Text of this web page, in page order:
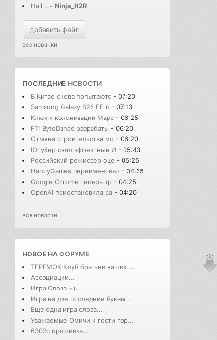
Hail... - Ninja_H2R
добавить файл
все новинки
ПОСЛЕДНИЕ НОВОСТИ
В Китае снова попытаютс - 07:20
Samsung Galaxy S26 FE п - 07:13
Ключ к колонизации Марс - 06:25
FT: ByteDance разрабаты - 06:20
Отмена строительства мо - 06:20
Ютубер снял эффектный И - 05:43
Российский режиссер оце - 05:25
HandyGames переименовал - 04:35
Google Chrome теперь тр - 04:25
OpenAI приостановила ра - 04:20
все новости
НОВОЕ НАФОРУМЕ
ТЕРЕМОК-Клуб братьев наших ...
Ассоциации...
Игра Слова =)...
Игра на две последние буквы...
Еще одна игра слова...
Уважаемые Омичи и гости гор...
6303с прошивка...